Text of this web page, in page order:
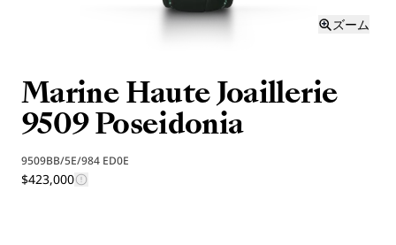
ズーム
Marine Haute Joaillerie
9509 Poseidonia
9509BB/5E/984 ED0E
$423,000